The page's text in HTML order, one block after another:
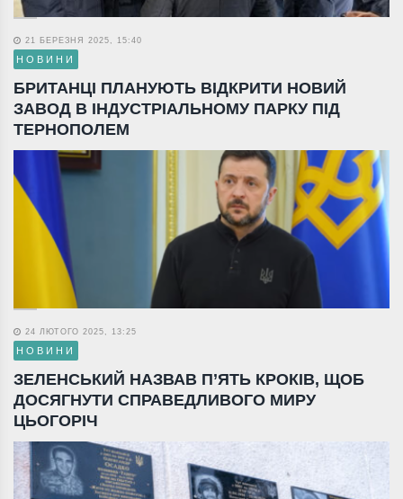
21 БЕРЕЗНЯ 2025, 15:40
НОВИНИ
БРИТАНЦІ ПЛАНУЮТЬ ВІДКРИТИ НОВИЙ
ЗАВОД В ІНДУСТРІАЛЬНОМУ ПАРКУ ПІД
ТЕРНОПОЛЕМ
24 ЛЮТОГО 2025, 13:25
НОВИНИ
ЗЕЛЕНСЬКИЙ НАЗВАВ П’ЯТЬ КРОКІВ, ЩОБ
ДОСЯГНУТИ СПРАВЕДЛИВОГО МИРУ
ЦЬОГОРІЧ